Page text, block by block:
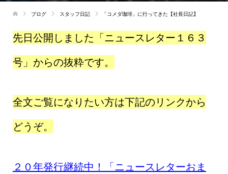
ブログ スタッフ日記 「コメダ珈琲」に行ってきた【社長日記】
先日公開しました「ニュースレター１６３
号」からの抜粋です。
全文ご覧になりたい方は下記のリンクから
どうぞ。
２０年発行継続中！「ニュースレターおま